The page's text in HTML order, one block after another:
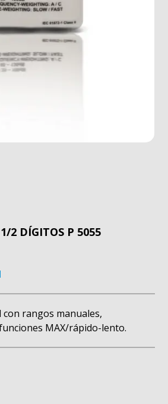
2 DÍGITOS P 5055
rangos manuales,
MAX/rápido-lento.